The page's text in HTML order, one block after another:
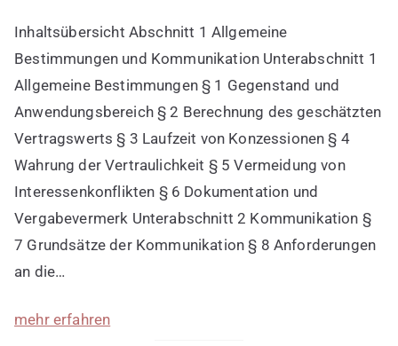
Inhaltsübersicht Abschnitt 1 Allgemeine
Bestimmungen und Kommunikation Unterabschnitt 1
Allgemeine Bestimmungen § 1 Gegenstand und
Anwendungsbereich § 2 Berechnung des geschätzten
Vertragswerts § 3 Laufzeit von Konzessionen § 4
Wahrung der Vertraulichkeit § 5 Vermeidung von
Interessenkonflikten § 6 Dokumentation und
Vergabevermerk Unterabschnitt 2 Kommunikation §
7 Grundsätze der Kommunikation § 8 Anforderungen
an die…
mehr erfahren